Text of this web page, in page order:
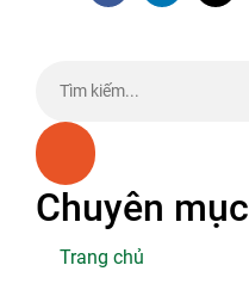
Chuyên mục
Trang chủ